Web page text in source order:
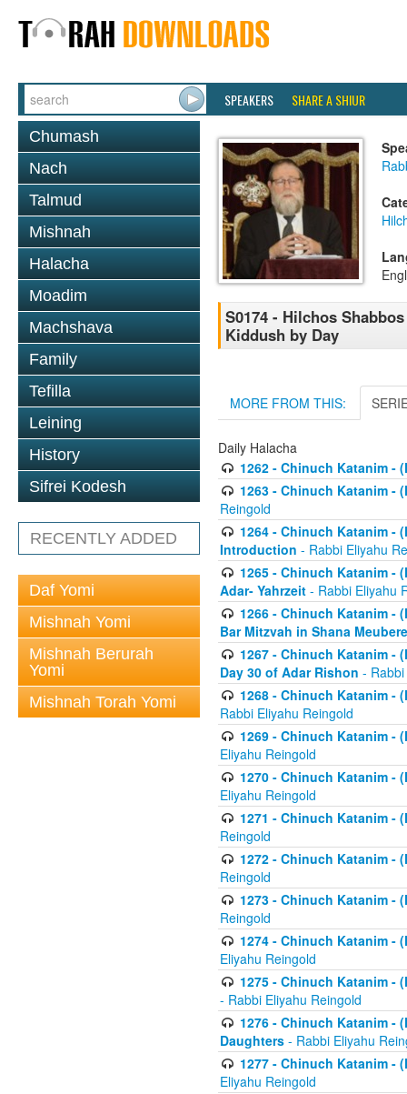
SPEAKERS SHARE A SHIUR
Chumash
Nach
Talmud
Mishnah
Halacha
Moadim
Machshava
Family
Tefilla
Leining
History
Sifrei Kodesh
RECENTLY ADDED
Daf Yomi
Mishnah Yomi
Mishnah Berurah
Yomi
Mishnah Torah Yomi
S0174 - Hilchos
Kiddush by Day
MORE FROM THIS:
Daily Halacha
1262 - Chinuch Katanim -
1263 - Chinuch Katanim -
Reingold
1264 - Chinuch Katanim -
Introduction - Rabbi Eliyahu
1265 - Chinuch Katanim -
Adar- Yahrzeit - Rabbi Eliyahu
1266 - Chinuch Katanim -
Bar Mitzvah in Shana
1267 - Chinuch Katanim -
Day 30 of Adar Rishon -
1268 - Chinuch Katanim -
Rabbi Eliyahu Reingold
1269 - Chinuch Katanim -
Eliyahu Reingold
1270 - Chinuch Katanim -
Eliyahu Reingold
1271 - Chinuch Katanim -
Reingold
1272 - Chinuch Katanim -
Reingold
1273 - Chinuch Katanim -
Reingold
1274 - Chinuch Katanim -
Eliyahu Reingold
1275 - Chinuch Katanim -
- Rabbi Eliyahu Reingold
1276 - Chinuch Katanim -
Daughters - Rabbi Eliyahu
1277 - Chinuch Katanim -
Eliyahu Reingold